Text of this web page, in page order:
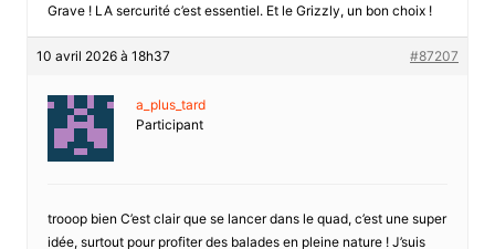
Grave ! LA sercurité c’est essentiel. Et le Grizzly, un bon choix !
10 avril 2026 à 18h37 #87207
a_plus_tard
Participant
trooop bien C’est clair que se lancer dans le quad, c’est une super
idée, surtout pour profiter des balades en pleine nature ! J’suis